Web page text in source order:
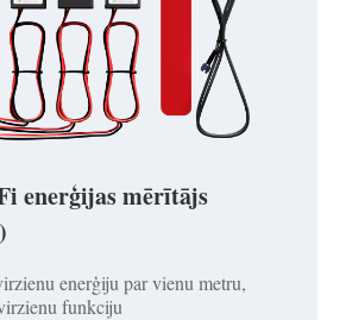
enerģijas mērītājs
enerģiju par vienu metru,
funkciju